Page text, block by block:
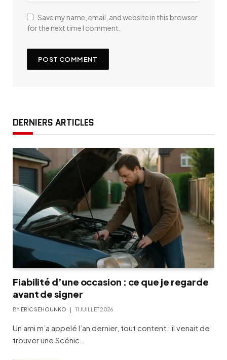
Save my name, email, and website in this browser
for the next time I comment.
DERNIERS ARTICLES
Fiabilité d’une occasion : ce que je regarde
avant de signer
BY ERIC SEHOUNKO 11 JUILLET 2026
Un ami m’a appelé l’an dernier, tout content : il venait de
trouver une Scénic…